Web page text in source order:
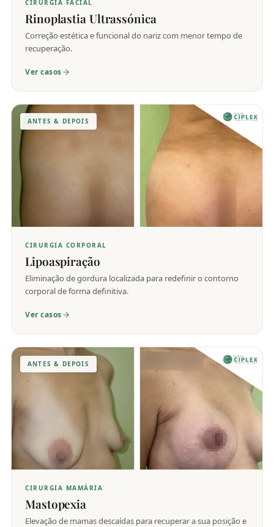
CIRURGIA FACIAL
Rinoplastia Ultrassónica
Correção estética e funcional do nariz com menor tempo de
recuperação.
Ver casos
ANTES & DEPOIS
CIRURGIA CORPORAL
Lipoaspiração
Eliminação de gordura localizada para redefinir o contorno
corporal de forma definitiva.
Ver casos
ANTES & DEPOIS
CIRURGIA MAMÁRIA
Mastopexia
Elevação de mamas descaídas para recuperar a sua posição e